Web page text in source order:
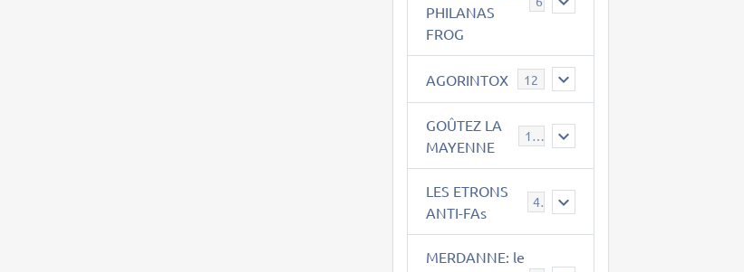
PHILANAS
FROG
AGORINTOX 12
GOÛTEZ LA
MAYENNE
189
LES ETRONS
ANTI-FAs
4
MERDANNE: le